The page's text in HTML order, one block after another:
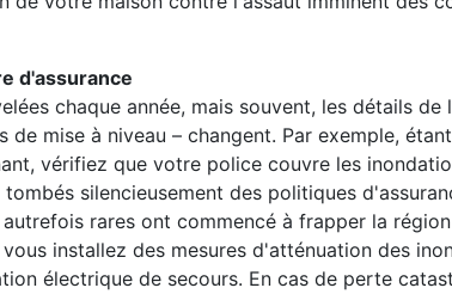
d'assurance
chaque année, mais souvent, les détails
mise à niveau – changent. Par exemple,
vérifiez que votre police couvre les
silencieusement des politiques
rares ont commencé à frapper la
installez des mesures d'atténuation des
électrique de secours. En cas de perte